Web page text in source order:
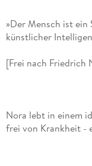
»Der Mensch ist ein
Nora lebt in einem
frei von Krankheit -